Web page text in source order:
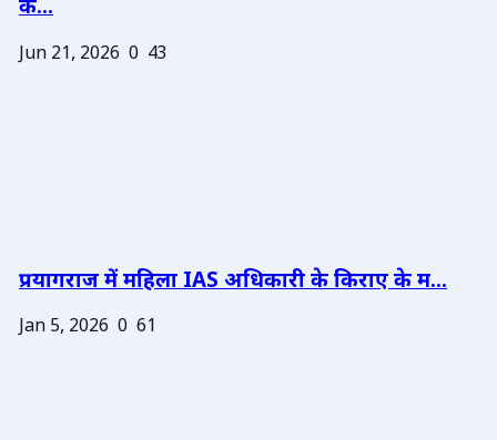
के...
Jun 21, 2026 0 43
प्रयागराज में महिला IAS अधिकारी के किराए के म...
Jan 5, 2026 0 61